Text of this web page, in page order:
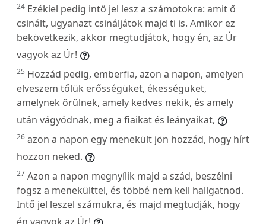
24 Ezékiel pedig intő jel lesz a számotokra: amit ő
csinált, ugyanazt csináljátok majd ti is. Amikor ez
bekövetkezik, akkor megtudjátok, hogy én, az Úr
vagyok az Úr!
25 Hozzád pedig, emberfia, azon a napon, amelyen
elveszem tőlük erősségüket, ékességüket,
amelynek örülnek, amely kedves nekik, és amely
után vágyódnak, meg a fiaikat és leányaikat,
26 azon a napon egy menekült jön hozzád, hogy hírt
hozzon neked.
27 Azon a napon megnyílik majd a szád, beszélni
fogsz a menekülttel, és többé nem kell hallgatnod.
Intő jel leszel számukra, és majd megtudják, hogy